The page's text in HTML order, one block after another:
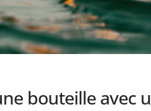
bouteille avec